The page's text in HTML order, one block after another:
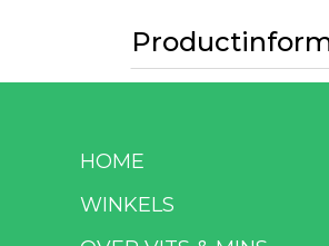
HOME
WINKELS